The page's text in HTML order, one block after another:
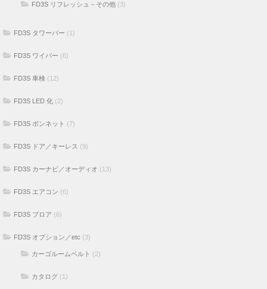
FD3S リフレッシュ－その他 (3)
FD3S タワーバー (1)
FD3S ワイパー (6)
FD3S 車検 (12)
FD3S LED 化 (2)
FD3S ボンネット (7)
FD3S ドア／キーレス (9)
FD3S カーナビ／オーディオ (13)
FD3S エアコン (6)
FD3S ブロア (6)
FD3S オプション／etc (3)
カーゴルームベルト (2)
カタログ (1)